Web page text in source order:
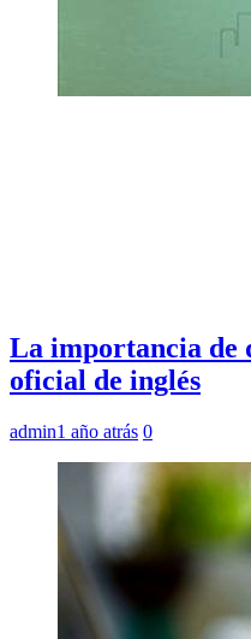
La importancia de
oficial de inglés
admin1 año atrás 0